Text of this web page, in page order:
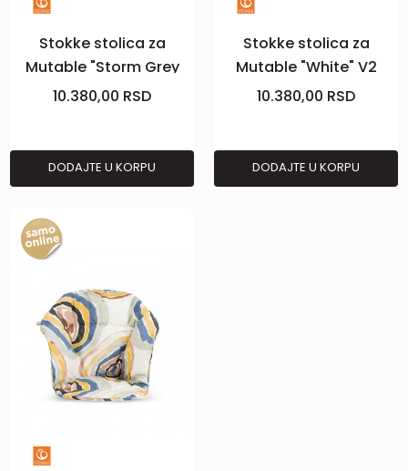
Stokke stolica za
Mutable "Storm Grey
V2"
10.380,00 RSD
DODAJTE U KORPU
Stokke stolica za
Mutable "White" V2
10.380,00 RSD
DODAJTE U KORPU